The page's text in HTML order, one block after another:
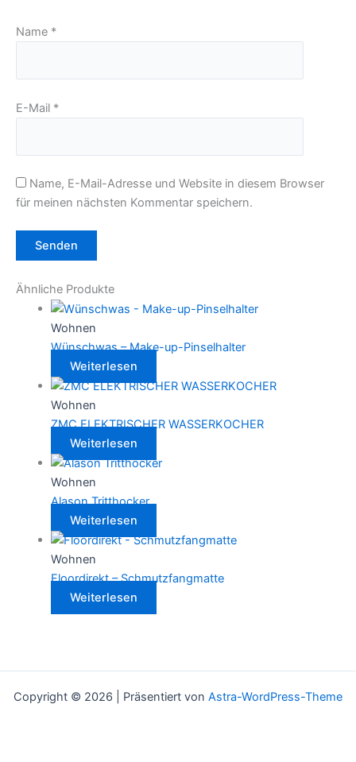
Name *
E-Mail *
Name, E-Mail-Adresse und Website in diesem Browser
für meinen nächsten Kommentar speichern.
Ähnliche Produkte
Wohnen
Wünschwas – Make-up-Pinselhalter
Weiterlesen
Wohnen
ZMC ELEKTRISCHER WASSERKOCHER
Weiterlesen
Wohnen
Alason Tritthocker
Weiterlesen
Wohnen
Floordirekt – Schmutzfangmatte
Weiterlesen
Copyright © 2026 | Präsentiert von Astra-WordPress-Theme